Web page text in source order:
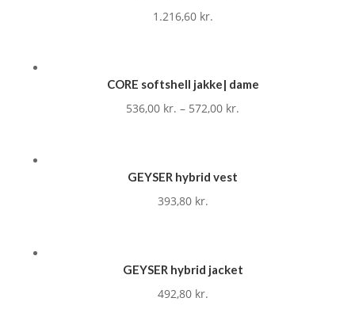
1.216,60 kr.
CORE softshell jakke| dame
536,00 kr. – 572,00 kr.
GEYSER hybrid vest
393,80 kr.
GEYSER hybrid jacket
492,80 kr.